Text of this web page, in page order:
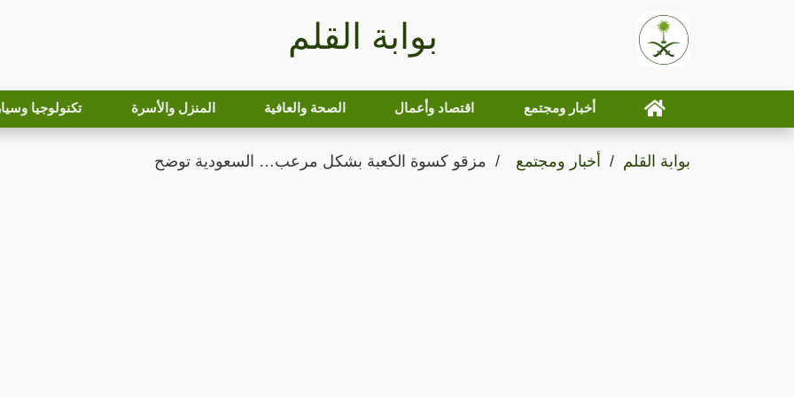
بوابة القلم
أخبار ومجتمع اقتصاد وأعمال الصحة والعافية المنزل والأسرة تكنولوجيا
بوابة القلم أخبار ومجتمع مزقو كسوة الكعبة بشكل مرعب… السعودية توضح